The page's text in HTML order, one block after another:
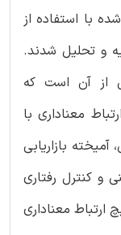
شده با استفاده از
و تحلیل شدند.
از آن است که
معناداری با
بازاریابی
و کنترل رفتاری
ارتباط معناداری